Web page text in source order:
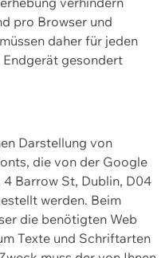
pro Browser und
daher für jeden
Endgerät gesondert
Darstellung von
die von der Google
Barrow St, Dublin, D04
werden. Beim
die benötigten Web
Texte und Schriftarten